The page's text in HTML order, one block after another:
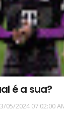
é a sua?
3/05/2024 07:02:00